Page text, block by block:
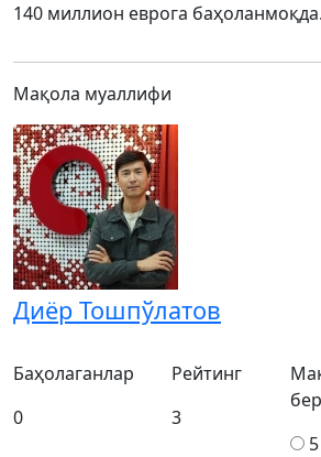
140 миллион еврога баҳоланмоқда.
Мақола муаллифи
Диёр Тошпўлатов
Баҳолаганлар
0
Рейтинг
3